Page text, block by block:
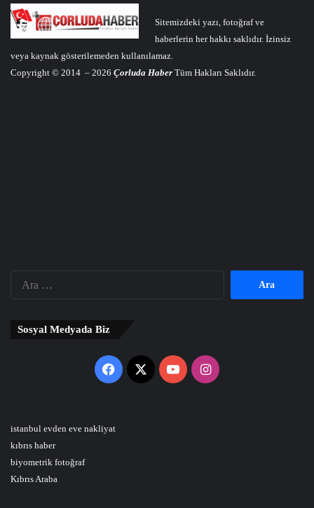
Sitemizdeki yazı, fotoğraf ve
haberlerin her hakkı saklıdır. İzinsiz
veya kaynak gösterilemeden kullanılamaz.
Copyright © 2014 – 2026 Çorluda Haber Tüm Hakları Saklıdır.
Sosyal Medyada Biz
Facebook
X YouTubeInstagram
istanbul evden eve nakliyat
kıbrıs haber
biyometrik fotoğraf
Kıbrıs Araba